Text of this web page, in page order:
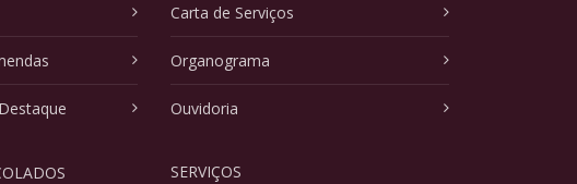
Carta de Serviços
Organograma
Ouvidoria
SERVIÇOS